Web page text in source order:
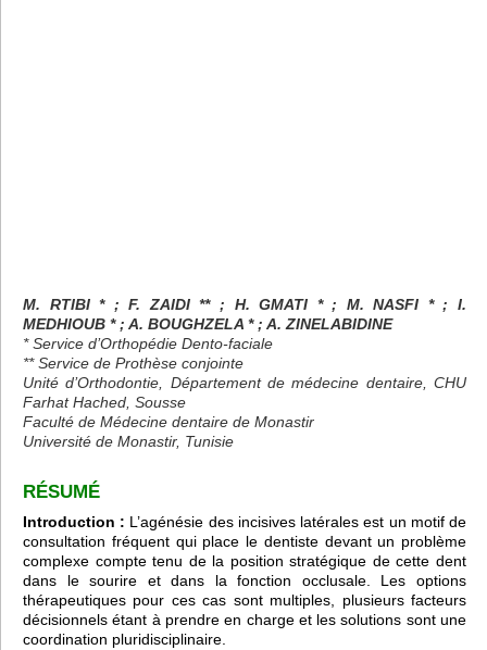
M. RTIBI * ; F. ZAIDI ** ; H. GMATI * ; M. NASFI * ; I.
MEDHIOUB * ; A. BOUGHZELA * ; A. ZINELABIDINE
* Service d’Orthopédie Dento-faciale
** Service de Prothèse conjointe
Unité d’Orthodontie, Département de médecine dentaire, CHU
Farhat Hached, Sousse
Faculté de Médecine dentaire de Monastir
Université de Monastir, Tunisie
RÉSUMÉ
Introduction : L’agénésie des incisives latérales est un motif de
consultation fréquent qui place le dentiste devant un problème
complexe compte tenu de la position stratégique de cette dent
dans le sourire et dans la fonction occlusale. Les options
thérapeutiques pour ces cas sont multiples, plusieurs facteurs
décisionnels étant à prendre en charge et les solutions sont une
coordination pluridisciplinaire.